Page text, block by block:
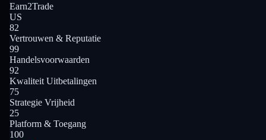
Earn2Trade
US
82
Vertrouwen & Reputatie
99
Handelsvoorwaarden
92
Kwaliteit Uitbetalingen
75
Strategie Vrijheid
25
Platform & Toegang
100